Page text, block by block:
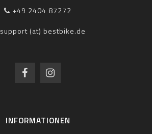
+49 2404 87272
support (at) bestbike.de
INFORMATIONEN